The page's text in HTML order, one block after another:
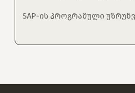
SAP-ის პროგრამული